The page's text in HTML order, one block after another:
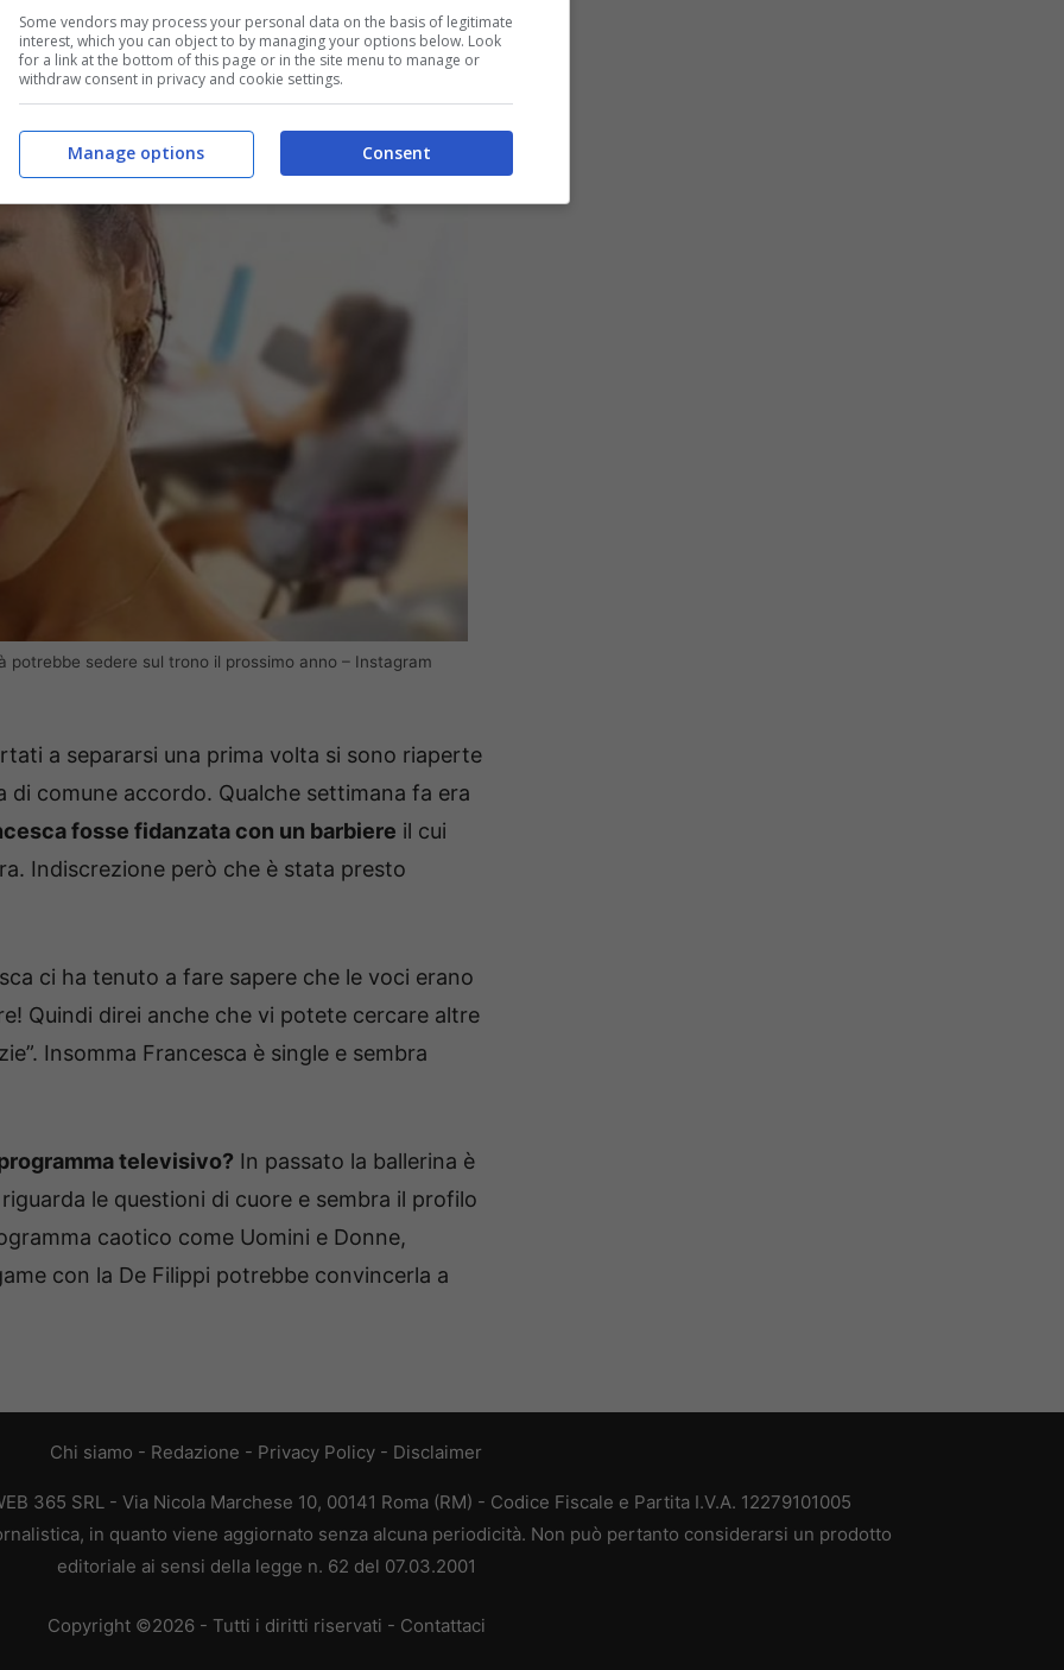
sedere sul trono il prossimo anno – Instagram
a separarsi una prima volta si sono riaperte
comune accordo. Qualche settimana fa era
fosse fidanzata con un barbiere il cui
Indiscrezione però che è stata presto
ci ha tenuto a fare sapere che le voci erano
Quindi direi anche che vi potete cercare altre
Insomma Francesca è single e sembra
televisivo? In passato la ballerina è
le questioni di cuore e sembra il profilo
caotico come Uomini e Donne,
con la De Filippi potrebbe convincerla a
Chi siamo - Redazione - Privacy Policy - Disclaimer
365 SRL - Via Nicola Marchese 10, 00141 Roma (RM) - Codice Fiscale e Partita I.V.A. 12279101005
in quanto viene aggiornato senza alcuna periodicità. Non può pertanto considerarsi un prodotto
editoriale ai sensi della legge n. 62 del 07.03.2001
Copyright ©2026 - Tutti i diritti riservati - Contattaci
Some vendors may process your personal data on the basis of legitimate
interest, which you can object to by managing your options below. Look
for a link at the bottom of this page or in the site menu to manage or
withdraw consent in privacy and cookie settings.
Consent
Manage options